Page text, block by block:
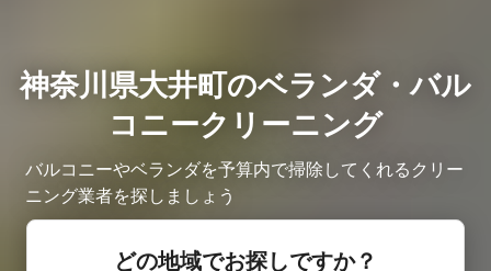
神奈川県大井町のベランダ・バル
コニークリーニング
バルコニーやベランダを予算内で掃除してくれるクリー
ニング業者を探しましょう
どの地域でお探しですか？